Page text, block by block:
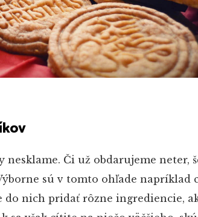
Či už obdarujeme neter,
sú v tomto ohľade napríklad
nich pridať rôzne ingrediencie,